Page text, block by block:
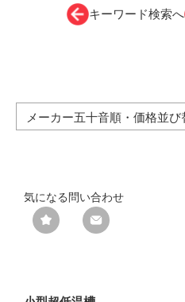
キーワード検索へ
気になる 問い合わせ